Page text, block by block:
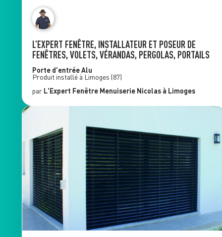
L’EXPERT FENÊTRE, INSTALLATEUR ET POSEUR DE
FENÊTRES, VOLETS, VÉRANDAS, PERGOLAS, PORTAILS
Porte d'entrée Alu
Produit installé à Limoges (87)
par L'Expert Fenêtre Menuiserie Nicolas à Limoges